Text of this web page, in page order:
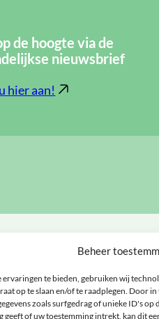
Beheer
ervaringen te bieden, gebruiken wij
op te slaan en/of te raadplegen. Door
zoals surfgedrag of unieke ID's op
geeft of uw toestemming intrekt, kan dit
de hoogte via de
nieuwsbrief
hier aan!